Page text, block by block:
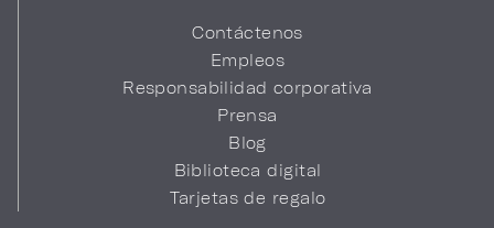
Contáctenos
Empleos
Responsabilidad corporativa
Prensa
Blog
Biblioteca digital
Tarjetas de regalo